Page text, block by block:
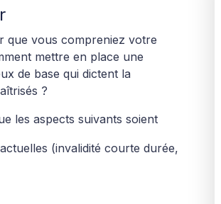
que vous compreniez votre
mettre en place une
de base qui dictent la
?
les aspects suivants soient
(invalidité courte durée,